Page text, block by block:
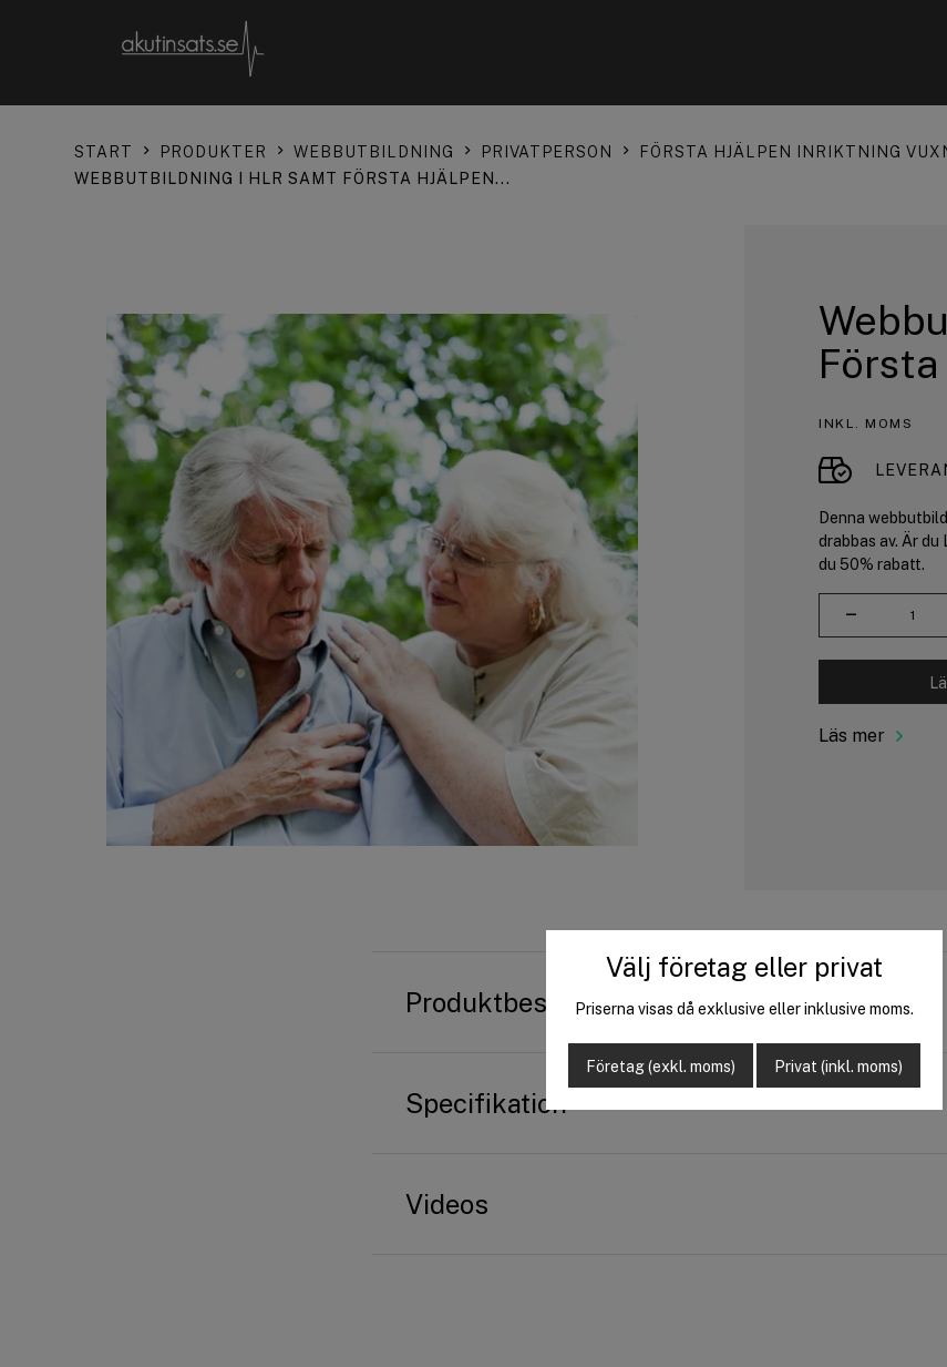
START PRODUKTER WEBBUTBILDNING PRIVATPERSON
FÖRSTA HJÄLPEN INRIKTNING
WEBBUTBILDNING I HLR SAMT FÖRSTA HJÄLPEN...
Första
INKL. MOMS
Denna
drabbas av. Är
du 50% rabatt.
Läs mer
Produktbeskrivning
Specifikation
Videos
Välj företag eller privat
Priserna visas då exklusive eller inklusive moms.
Företag (exkl. moms) Privat (inkl. moms)